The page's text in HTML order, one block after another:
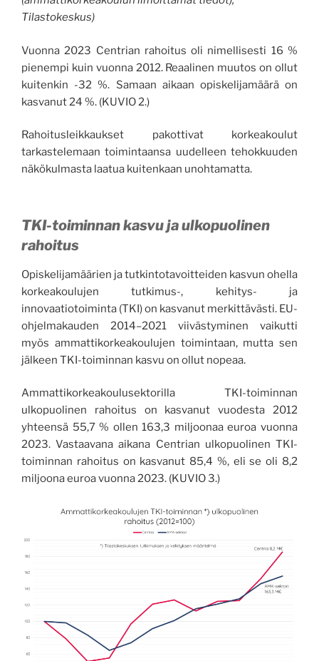
Tilastokeskus)
Vuonna 2023 Centrian rahoitus oli nimellisesti 16 %
pienempi kuin vuonna 2012. Reaalinen muutos on ollut
kuitenkin -32 %. Samaan aikaan opiskelijamäärä on
kasvanut 24 %. (KUVIO 2.)
Rahoitusleikkaukset pakottivat korkeakoulut
tarkastelemaan toimintaansa uudelleen tehokkuuden
näkökulmasta laatua kuitenkaan unohtamatta.
TKI-toiminnan kasvu ja ulkopuolinen
rahoitus
Opiskelijamäärien ja tutkintotavoitteiden kasvun ohella
korkeakoulujen tutkimus-, kehitys- ja
innovaatiotoiminta (TKI) on kasvanut merkittävästi. EU-
ohjelmakauden 2014–2021 viivästyminen vaikutti
myös ammattikorkeakoulujen toimintaan, mutta sen
jälkeen TKI-toiminnan kasvu on ollut nopeaa.
Ammattikorkeakoulusektorilla TKI-toiminnan
ulkopuolinen rahoitus on kasvanut vuodesta 2012
yhteensä 55,7 % ollen 163,3 miljoonaa euroa vuonna
2023. Vastaavana aikana Centrian ulkopuolinen TKI-
toiminnan rahoitus on kasvanut 85,4 %, eli se oli 8,2
miljoona euroa vuonna 2023. (KUVIO 3.)